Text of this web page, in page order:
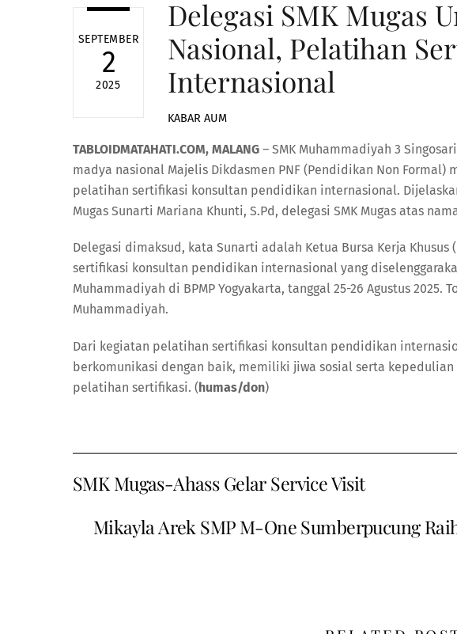
SEPTEMBER
2
2025
Delegasi SMK Mugas
Nasional, Pelatihan
Internasional
KABAR AUM
TABLOIDMATAHATI.COM, MALANG – SMK Muhammadiyah 3
madya nasional Majelis Dikdasmen PNF (Pendidikan Non
pelatihan sertifikasi konsultan pendidikan internasional.
Mugas Sunarti Mariana Khunti, S.Pd, delegasi SMK Mugas atas
Delegasi dimaksud, kata Sunarti adalah Ketua Bursa Kerja Khusus
sertifikasi konsultan pendidikan internasional yang
Muhammadiyah di BPMP Yogyakarta, tanggal 25-26 Agustus 2025.
Muhammadiyah.
Dari kegiatan pelatihan sertifikasi konsultan pendidikan
berkomunikasi dengan baik, memiliki jiwa sosial serta
pelatihan sertifikasi. ( humas/don)
SMK Mugas-Ahass Gelar Service Visit
Mikayla Arek SMP M-One Sumberpucung